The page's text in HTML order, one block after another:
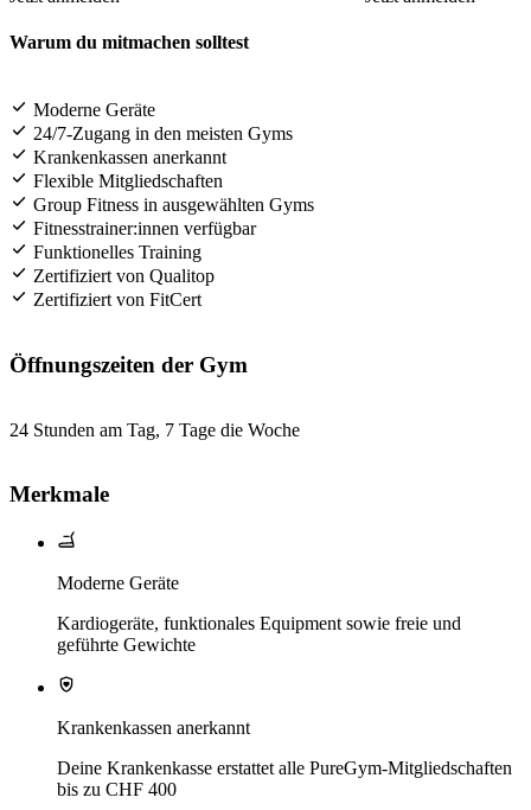
Warum du mitmachen solltest
Moderne Geräte
24/7-Zugang in den meisten Gyms
Krankenkassen anerkannt
Flexible Mitgliedschaften
Group Fitness in ausgewählten Gyms
Fitnesstrainer:innen verfügbar
Funktionelles Training
Zertifiziert von Qualitop
Zertifiziert von FitCert
Öffnungszeiten der Gym
24 Stunden am Tag, 7 Tage die Woche
Merkmale
Moderne Geräte
Kardiogeräte, funktionales Equipment sowie freie und
geführte Gewichte
Krankenkassen anerkannt
Deine Krankenkasse erstattet alle PureGym-Mitgliedschaften
bis zu CHF 400